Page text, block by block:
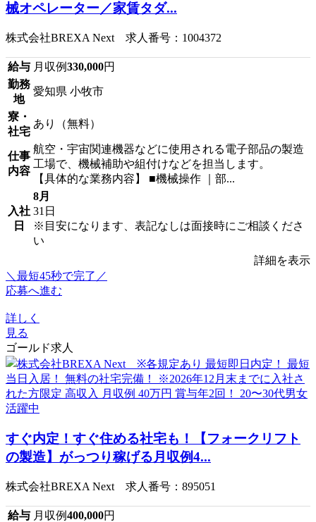
械オペレーター／家賃タダ...
株式会社BREXA Next 求人番号：1004372
給与 月収例330,000円
勤務
地
愛知県 小牧市
寮・
社宅
あり（無料）
仕事
内容
航空・宇宙関連機器などに使用される電子部品の製造
工場で、機械補助や組付けなどを担当します。
【具体的な業務内容】 ■機械操作 ｜部...
入社
日
8月
31日
※目安になります、表記なしは面接時にご相談くださ
い
詳細を表示
＼最短45秒で完了／
応募へ進む
詳しく
見る
ゴールド求人
すぐ内定！すぐ住める社宅も！【フォークリフト
の製造】がっつり稼げる月収例4...
株式会社BREXA Next 求人番号：895051
給与 月収例400,000円